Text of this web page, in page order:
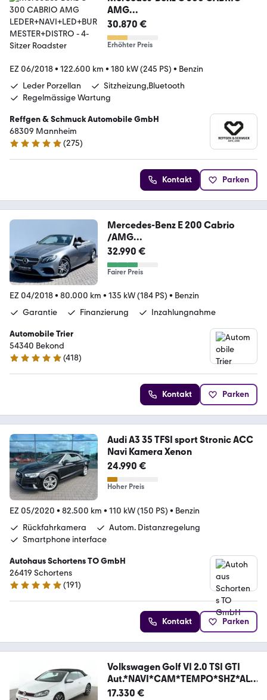
AMG
LEDER+NAVI+LED+BURMESTER+
DISTRO
30.870 €
Erhöhter Preis
EZ 06/2018• 122.600 km • 180 kW (245 PS) • Benzin
Leder Porzellan
Sitzheizung,Bluetooth
Regelmässige Wartung
Reffgen & Schmuck Automobile GmbH
68309 Mannheim
4.8 Sterne
(275)
Kontakt Parken
Mercedes-Benz E 200 Cabrio
/AMG
LINE/NAVI/LED/CAM/GARANTIE/
32.990 €
Fairer Preis
EZ 04/2018• 80.000 km • 135 kW (184 PS) • Benzin
Garantie
Finanzierung Inzahlungnahme
Automobile Trier
54340 Bekond
4.9 Sterne
(418)
Kontakt Parken
Audi A3 35 TFSI sport Stronic ACC
Navi Kamera Xenon
24.990 €
Hoher Preis
EZ 05/2020 • 82.500 km • 110 kW (150 PS) • Benzin
Rückfahrkamera
Autom. Distanzregelung
Smartphone interface
Autohaus Schortens TO GmbH
26419 Schortens
5 Sterne
(191)
Kontakt Parken
Volkswagen Golf VI 2.0 TSI GTI
Aut.*NAVI*CAM*TEMPO*SHZ*ALU
*
17.330 €